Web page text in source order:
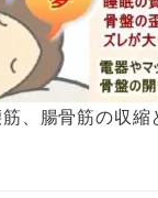
、腸骨筋の収